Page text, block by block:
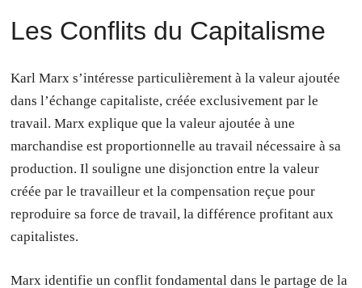
Les Conflits du Capitalisme
Karl Marx s’intéresse particulièrement à la valeur ajoutée
dans l’échange capitaliste, créée exclusivement par le
travail. Marx explique que la valeur ajoutée à une
marchandise est proportionnelle au travail nécessaire à sa
production. Il souligne une disjonction entre la valeur
créée par le travailleur et la compensation reçue pour
reproduire sa force de travail, la différence profitant aux
capitalistes.
Marx identifie un conflit fondamental dans le partage de la